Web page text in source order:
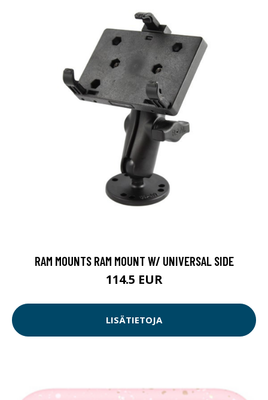
RAM MOUNTS RAM MOUNT W/ UNIVERSAL SIDE
114.5 EUR
LISÄTIETOJA